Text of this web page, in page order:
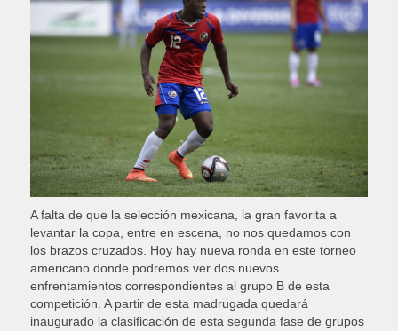
A falta de que la selección mexicana, la gran favorita a
levantar la copa, entre en escena, no nos quedamos con
los brazos cruzados. Hoy hay nueva ronda en este torneo
americano donde podremos ver dos nuevos
enfrentamientos correspondientes al grupo B de esta
competición. A partir de esta madrugada quedará
inaugurado la clasificación de esta segunda fase de grupos